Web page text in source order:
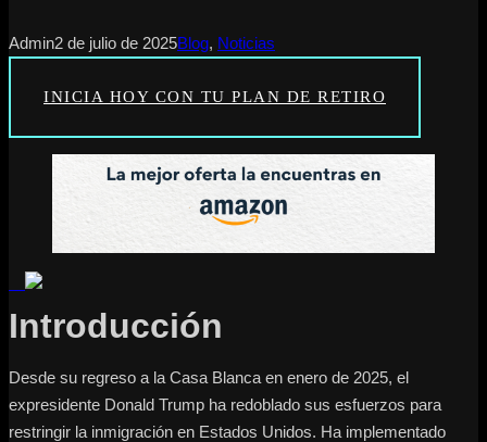
Admin2 de julio de 2025Blog, Noticias
INICIA HOY CON TU PLAN DE RETIRO
Introducción
Desde su regreso a la Casa Blanca en enero de 2025, el
expresidente Donald Trump ha redoblado sus esfuerzos para
restringir la inmigración en Estados Unidos. Ha implementado